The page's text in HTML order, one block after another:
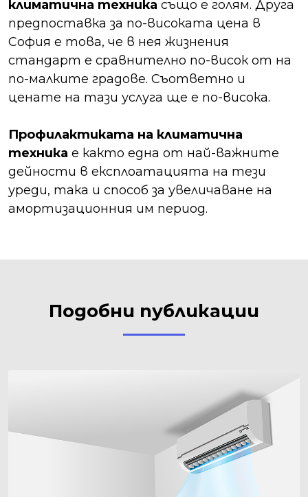
климатична техника също е голям. Друга
предпоставка за по-високата цена в
София е това, че в нея жизнения
стандарт е сравнително по-висок от на
по-малките градове. Съответно и
ценате на тази услуга ще е по-висока.
Профилактиката на климатична
техника е както една от най-важните
дейности в експлоатацията на тези
уреди, така и способ за увеличаване на
амортизационния им период.
Подобни публикации